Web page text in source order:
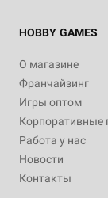
HOBBY GAMES
О магазине
Франчайзинг
Игры оптом
Корпоративные
Работа у нас
Новости
Контакты